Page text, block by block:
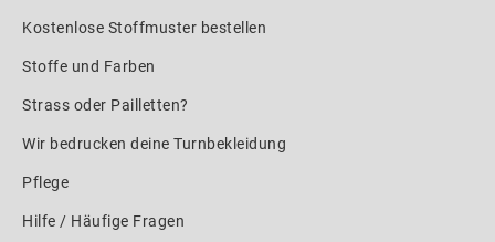
Kostenlose Stoffmuster bestellen
Stoffe und Farben
Strass oder Pailletten?
Wir bedrucken deine Turnbekleidung
Pflege
Hilfe / Häufige Fragen